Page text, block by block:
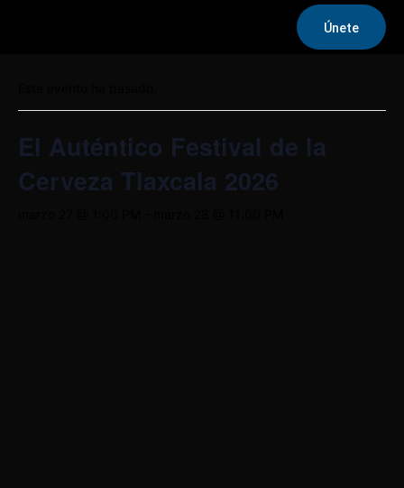
Únete
El Auténtico Festival de la
Cerveza Tlaxcala 2026